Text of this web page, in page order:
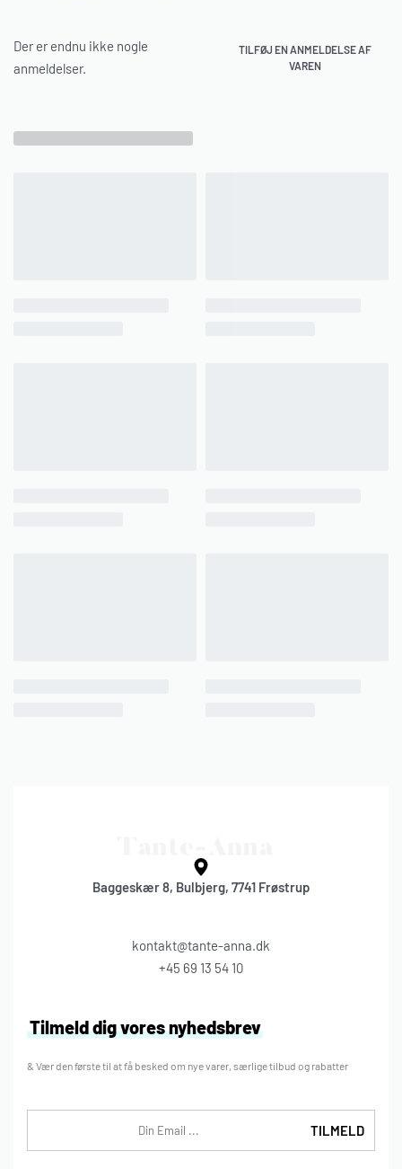
Der er endnu ikke nogle
anmeldelser.
TILFØJ EN ANMELDELSE AF
VAREN
Baggeskær 8, Bulbjerg, 7741 Frøstrup
kontakt@tante-anna.dk
+45 69 13 54 10
Tilmeld dig vores nyhedsbrev
& Vær den første til at få besked om nye varer, særlige tilbud og rabatter
TILMELD